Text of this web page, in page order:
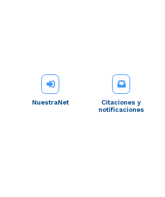
NuestraNet
Citaciones y
notificaciones